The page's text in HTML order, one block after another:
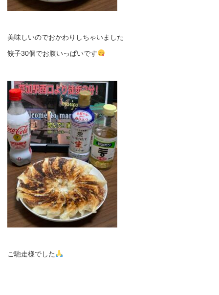
美味しいのでおかわりしちゃいました
餃子30個でお腹いっぱいです
ご馳走様でした